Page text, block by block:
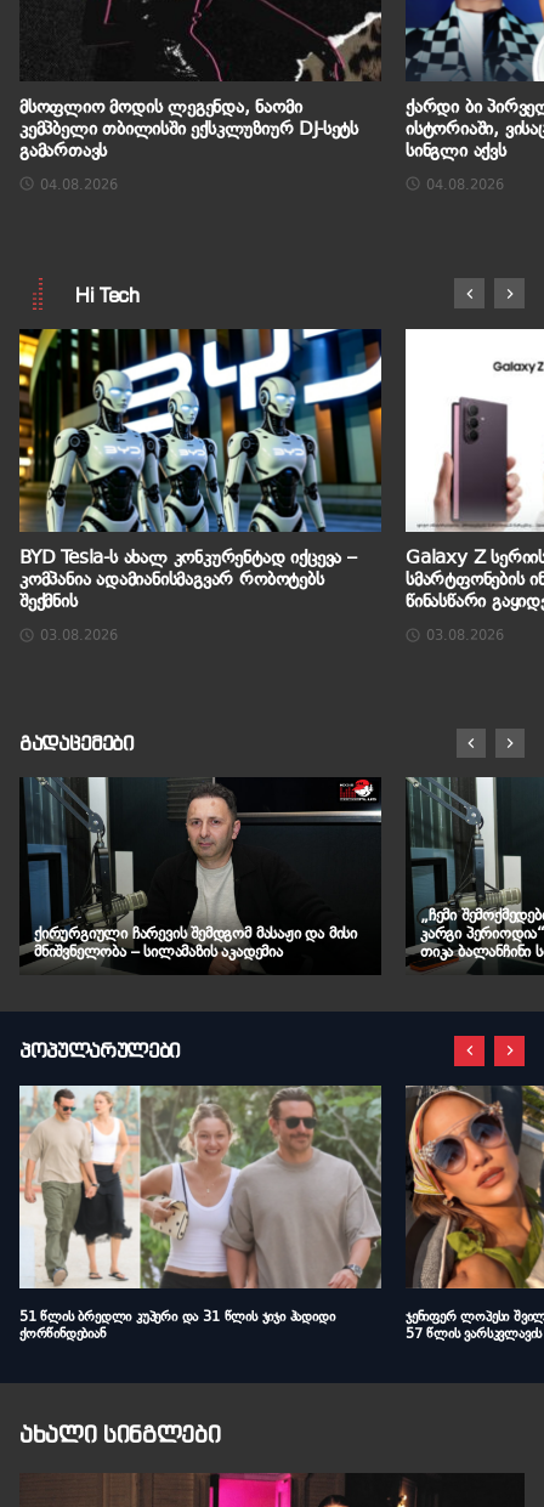
მსოფლიო მოდის ლეგენდა, ნაომი
კემპბელი თბილისში ექსკლუზიურ DJ-სეტს
გამართავს
04.08.2026
ქარდი ბი
ისტორიაში,
სინგლი აქვს
04.08.2026
Hi Tech
BYD Tesla-ს ახალ კონკურენტად იქცევა –
კომპანია ადამიანისმაგვარ რობოტებს
შექმნის
03.08.2026
Galaxy Z
სმარტფონების
წინასწარი
03.08.2026
გადაცემები
ქირურგიული ჩარევის შემდგომ მასაჟი და მისი
მნიშვნელობა – სილამაზის აკადემია
„ჩემი
კარგი
თიკა ბალანჩინი
,,ფორტუნა
პოპულარულები
51 წლის ბრედლი კუპერი და 31 წლის ჯიჯი ჰადიდი
ქორწინდებიან
ჯენიფერ ლოპესი
57 წლის
ახალი სინგლები